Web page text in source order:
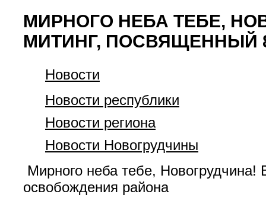
МИРНОГО НЕБА ТЕБЕ,
МИТИНГ, ПОСВЯЩЕННЫЙ
Новости
Новости республики
Новости региона
Новости Новогрудчины
Мирного неба тебе,
освобождения района